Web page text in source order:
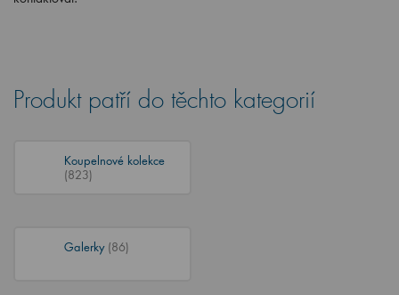
Produkt patří do těchto kategorií
Koupelnové kolekce
(823)
Galerky (86)